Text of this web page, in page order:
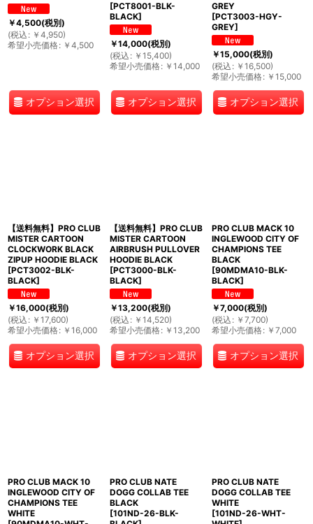
￥4,500(税別)
(税込 : ￥ 4,950)
希望小売価格: ￥ 4,500
オプション選択
[PCT8001-BLK-
BLACK]
￥14,000(税別)
(税込 : ￥ 15,400)
希望小売価格: ￥ 14,000
オプション選択
GREY
[PCT3003-HGY-
GREY]
￥15,000(税別)
(税込 : ￥ 16,500)
希望小売価格: ￥ 15,000
オプション選択
【送料無料】PRO CLUB
MISTER CARTOON
CLOCKWORK BLACK
ZIPUP HOODIE BLACK
[PCT3002-BLK-
BLACK]
￥16,000(税別)
(税込 : ￥ 17,600)
希望小売価格: ￥ 16,000
オプション選択
【送料無料】PRO CLUB
MISTER CARTOON
AIRBRUSH PULLOVER
HOODIE BLACK
[PCT3000-BLK-
BLACK]
￥13,200(税別)
(税込 : ￥ 14,520)
希望小売価格: ￥ 13,200
オプション選択
PRO CLUB MACK 10
INGLEWOOD CITY OF
CHAMPIONS TEE
BLACK
[90MDMA10-BLK-
BLACK]
￥7,000(税別)
(税込 : ￥ 7,700)
希望小売価格: ￥ 7,000
オプション選択
PRO CLUB MACK 10
INGLEWOOD CITY OF
CHAMPIONS TEE
WHITE
PRO CLUB NATE
DOGG COLLAB TEE
BLACK
[101ND-26-BLK-
PRO CLUB NATE
DOGG COLLAB TEE
WHITE
[101ND-26-WHT-